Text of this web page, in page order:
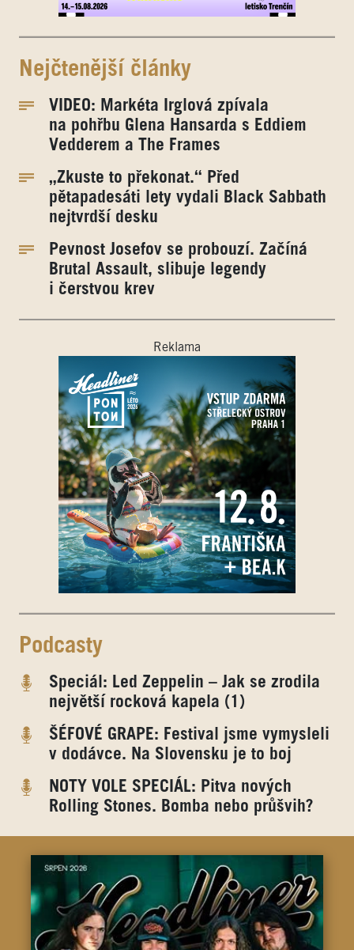
Nejčtenější články
VIDEO: Markéta Irglová zpívala
na pohřbu Glena Hansarda s Eddiem
Vedderem a The Frames
„Zkuste to překonat.“ Před
pětapadesáti lety vydali Black Sabbath
nejtvrdší desku
Pevnost Josefov se probouzí. Začíná
Brutal Assault, slibuje legendy
i čerstvou krev
Reklama
Podcasty
Speciál: Led Zeppelin – Jak se zrodila
největší rocková kapela (1)
ŠÉFOVÉ GRAPE: Festival jsme vymysleli
v dodávce. Na Slovensku je to boj
NOTY VOLE SPECIÁL: Pitva nových
Rolling Stones. Bomba nebo průšvih?